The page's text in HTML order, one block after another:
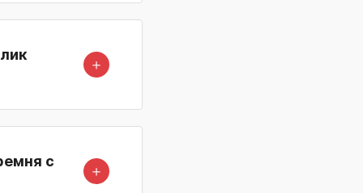
＋
с
＋